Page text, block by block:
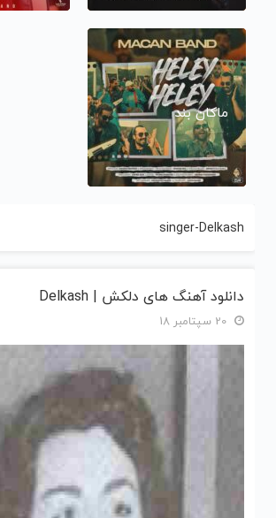
ماکان بند
singer-Delkash
دانلود آهنگ های دلکش | Delkash